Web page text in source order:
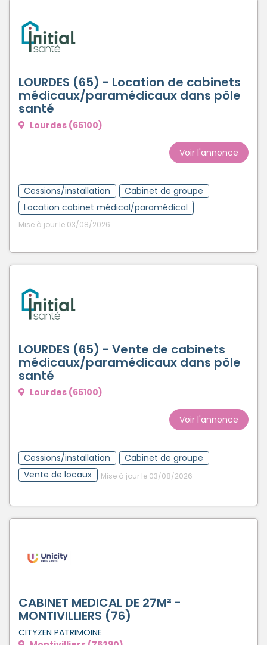
LOURDES (65) - Location de cabinets
médicaux/paramédicaux dans pôle
santé
Lourdes (65100)
Voir l'annonce
Cessions/installation
Cabinet de groupe
Location cabinet médical/paramédical
Mise à jour le 03/08/2026
LOURDES (65) - Vente de cabinets
médicaux/paramédicaux dans pôle
santé
Lourdes (65100)
Voir l'annonce
Cessions/installation
Cabinet de groupe
Vente de locaux
Mise à jour le 03/08/2026
CABINET MEDICAL DE 27M² -
MONTIVILLIERS (76)
CITYZEN PATRIMOINE